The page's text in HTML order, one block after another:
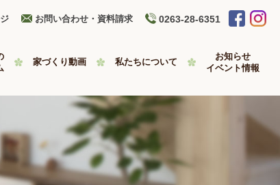
お問い合わせ・資料請求 0263-28-6351
家づくり動画 私たちについて
お知らせ
イベント情報